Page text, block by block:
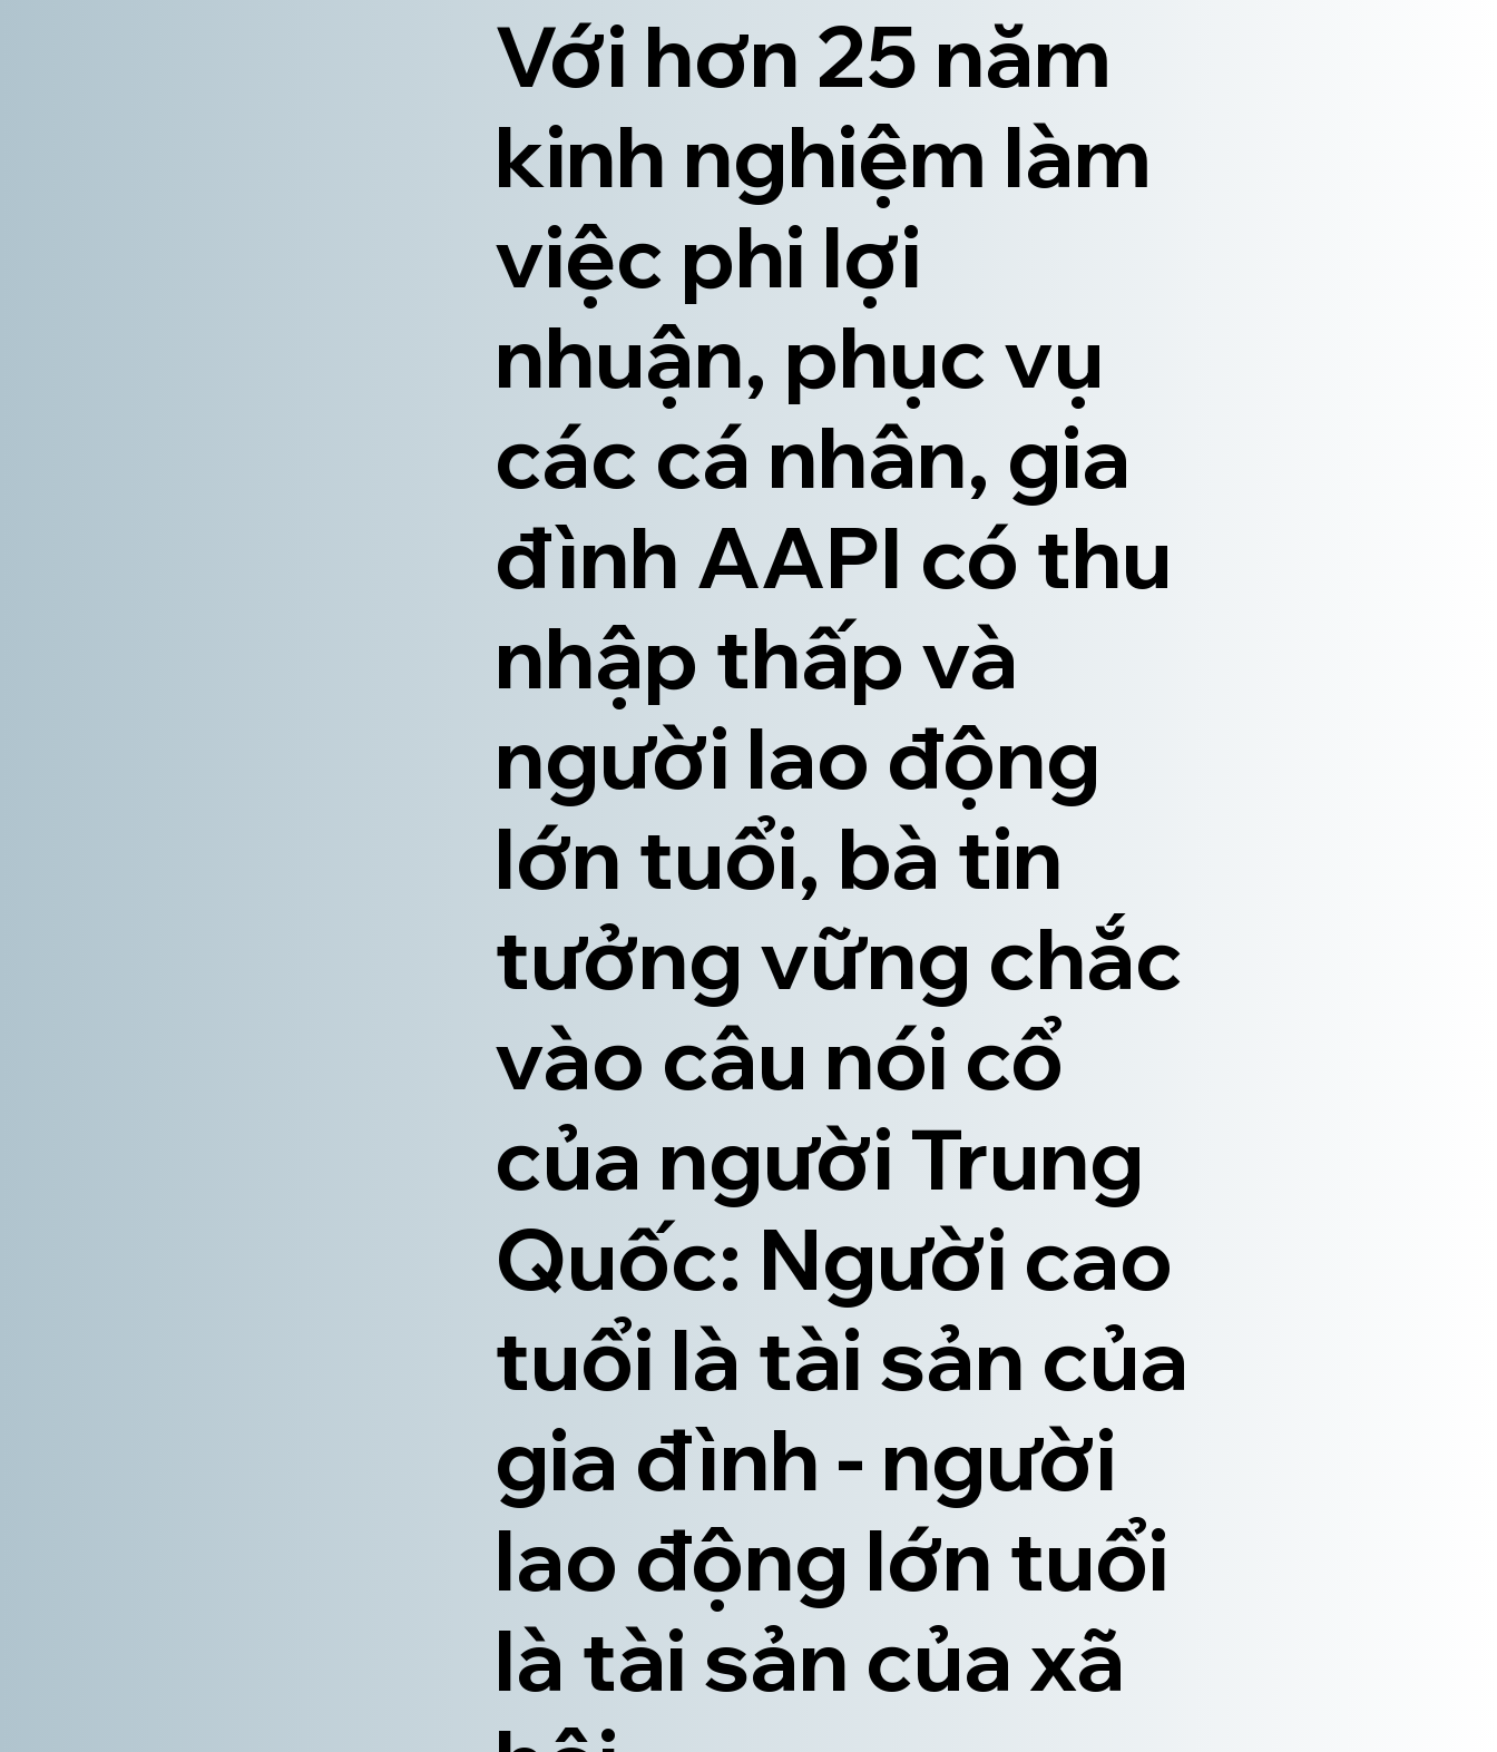
Với hơn 25 năm
kinh nghiệm làm
việc phi lợi
nhuận, phục vụ
các cá nhân, gia
đình AAPI có thu
nhập thấp và
người lao động
lớn tuổi, bà tin
tưởng vững chắc
vào câu nói cổ
của người Trung
Quốc: Người cao
tuổi là tài sản của
gia đình - người
lao động lớn tuổi
là tài sản của xã